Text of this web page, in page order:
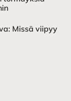
Missä viipyy